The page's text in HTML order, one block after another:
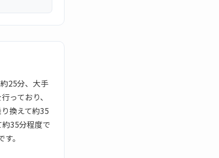
25分、大手
っており、
換えて約35
35分程度で
。